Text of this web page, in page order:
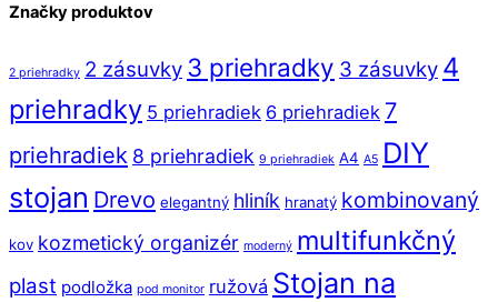
Značky produktov
2 priehradky 2 zásuvky 3 priehradky 3 zásuvky 4
priehradky 5 priehradiek 6 priehradiek 7
priehradiek 8 priehradiek 9 priehradiek A4 A5 DIY
stojan Drevo elegantný hliník hranatý kombinovaný
kov kozmetický organizér moderný multifunkčný
plast podložka pod monitor ružová Stojan na